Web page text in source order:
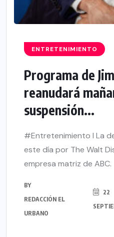
ENTRETENIMIENTO
Programa de
reanudará
suspensión...
#Entretenimiento I La
este día por The Walt
empresa matriz de ABC.
BY
REDACCIÓN EL
URBANO
22